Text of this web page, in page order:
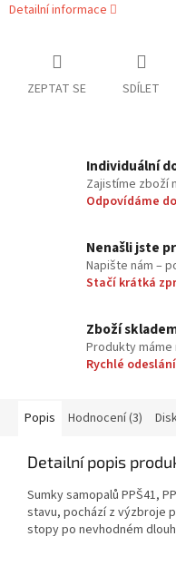
Detailní informace
ZEPTAT SE SDÍLET
Individuální
Zajistíme zboží
Odpovídáme
Nenašli jste
Napište nám –
Stačí krátká
Zboží
Produkty
Rychlé odeslání
Popis Hodnocení (3)
Detailní popis
Sumky samopalů PPŠ41,
stavu, pochází z výzbroje
stopy po nevhodném